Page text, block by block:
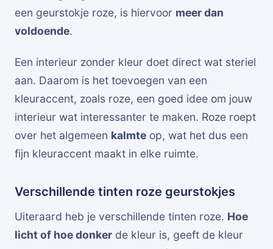
een geurstokje roze, is hiervoor meer dan
voldoende.
Een interieur zonder kleur doet direct wat steriel
aan. Daarom is het toevoegen van een
kleuraccent, zoals roze, een goed idee om jouw
interieur wat interessanter te maken. Roze roept
over het algemeen kalmte op, wat het dus een
fijn kleuraccent maakt in elke ruimte.
Verschillende tinten roze geurstokjes
Uiteraard heb je verschillende tinten roze. Hoe
licht of hoe donker de kleur is, geeft de kleur